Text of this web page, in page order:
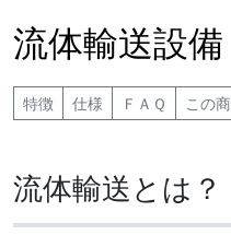
流体輸送設備
特徴 仕様 ＦＡＱ この
流体輸送とは？